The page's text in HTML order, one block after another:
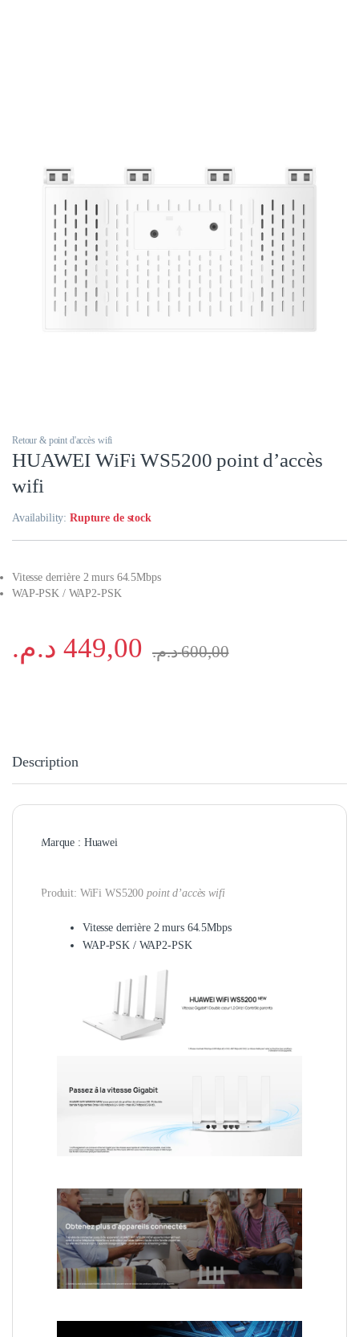
Retour & point d'accès wifi
HUAWEI WiFi WS5200 point d’accès
wifi
Availability:Rupture de stock
Vitesse derrière 2 murs 64.5Mbps
WAP-PSK / WAP2-PSK
449,00 د.م. 600,00 د.م.
Description
Marque : Huawei
Produit: WiFi WS5200 point d’accès wifi
Vitesse derrière 2 murs 64.5Mbps
WAP-PSK / WAP2-PSK